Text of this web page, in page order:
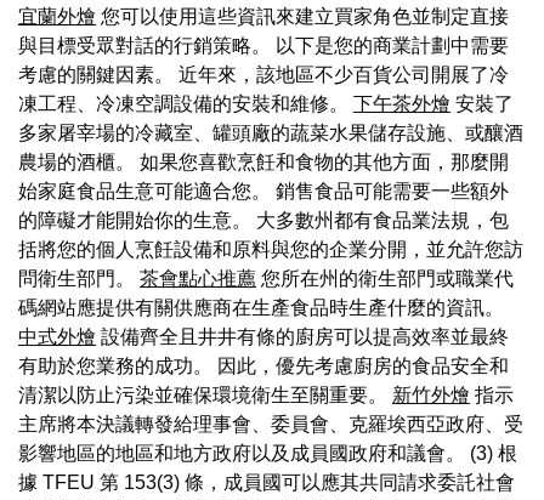
宜蘭外燴 您可以使用這些資訊來建立買家角色並制定直接
與目標受眾對話的行銷策略。 以下是您的商業計劃中需要
考慮的關鍵因素。 近年來，該地區不少百貨公司開展了冷
凍工程、冷凍空調設備的安裝和維修。 下午茶外燴 安裝了
多家屠宰場的冷藏室、罐頭廠的蔬菜水果儲存設施、或釀酒
農場的酒櫃。 如果您喜歡烹飪和食物的其他方面，那麼開
始家庭食品生意可能適合您。 銷售食品可能需要一些額外
的障礙才能開始你的生意。 大多數州都有食品業法規，包
括將您的個人烹飪設備和原料與您的企業分開，並允許您訪
問衛生部門。 茶會點心推薦 您所在州的衛生部門或職業代
碼網站應提供有關供應商在生產食品時生產什麼的資訊。
中式外燴 設備齊全且井井有條的廚房可以提高效率並最終
有助於您業務的成功。 因此，優先考慮廚房的食品安全和
清潔以防止污染並確保環境衛生至關重要。 新竹外燴 指示
主席將本決議轉發給理事會、委員會、克羅埃西亞政府、受
影響地區的地區和地方政府以及成員國政府和議會。 (3) 根
據 TFEU 第 153(3) 條，成員國可以應其共同請求委託社會